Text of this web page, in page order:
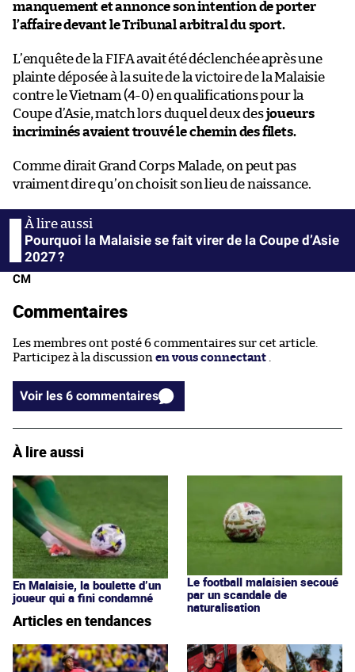
manquement et annonce sonintention de porter
l’affaire devant le Tribunal arbitral du sport.
L’enquête de la FIFA avait été déclenchée après une
plainte déposée à la suite de la victoire de la Malaisie
contre le Vietnam (4-0) en qualifications pour la
Coupe d’Asie, match lors duquel deux desjoueurs
incriminés avaient trouvé le chemin des filets.
Comme dirait Grand Corps Malade, on peut pas
vraiment dire qu’on choisit son lieu de naissance.
Pourquoi la Malaisie se fait virer de la Coupe d’Asie
2027 ?
CM
Commentaires
Les membres ont posté 6 commentaires sur cet article.
Participez à la discussion en vous connectant
Voir les 6 commentaires
À lire aussi
En Malaisie, la boulette d’un
joueur qui a fini condamné
Le football malaisien secoué
par un scandale de
naturalisation
Articles en tendances